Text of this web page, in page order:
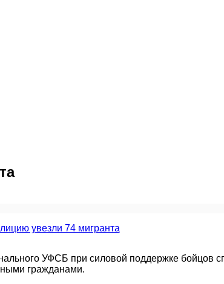
УФСБ при силовой поддержке бойцов
гражданами.